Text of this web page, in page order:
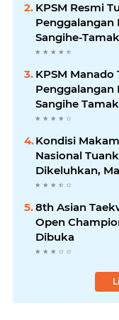
KPSM Resmi
Penggalangan
Sangihe-
Kebersamaan
Tetap Terjaga
KPSM Manado
Penggalangan
Sangihe
Semangat
Banyak
Kondisi
Nasional
Dikeluhkan,
Pemerintah
Pembenahan
8th Asian
Open
Dibuka